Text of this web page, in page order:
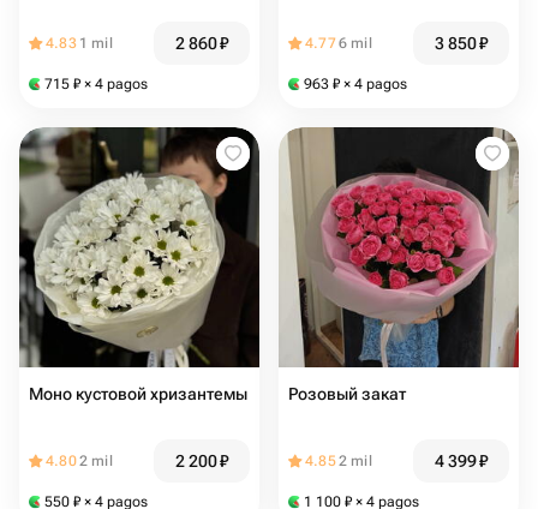
4.83 1 mil 2 860₽
715 ₽ × 4 pagos
4.776 mil 3 850₽
963 ₽ × 4 pagos
Моно кустовой хризантемы
4.802 mil 2 200₽
550 ₽ × 4 pagos
Розовый закат
4.852 mil 4 399₽
1 100 ₽ × 4 pagos